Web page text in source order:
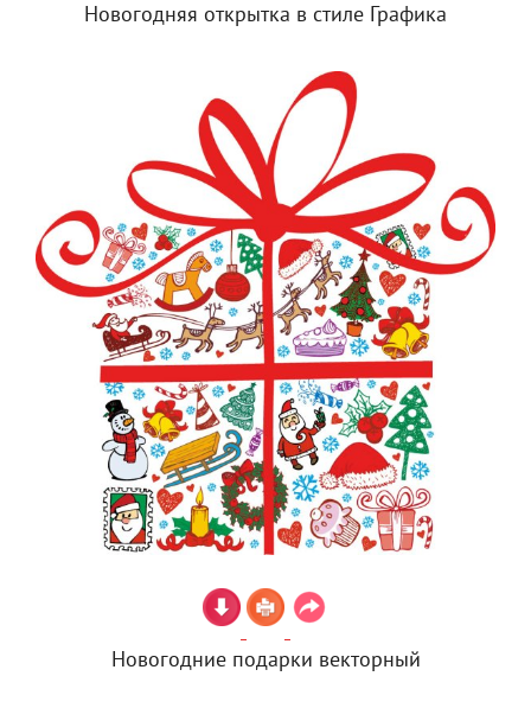
Новогодняя открытка в стиле Графика
Новогодние подарки векторный